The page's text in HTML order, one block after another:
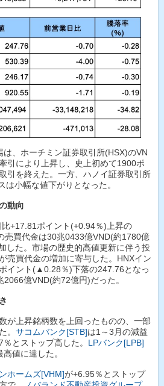
、ホーチミン証券取引所(HSX)のVN
引により上昇し、史上初めて1900ポ
引を終えた。一方、ハノイ証券取引所
は小幅な値下がりとなった。
動向
+17.81ポイント(+0.94％)上昇の
売買代金は30兆0433億VND(約1780億
した。市場の歴史的高値更新に伴う投
売買代金の増加に寄与した。HNXイン
イント(▲0.28％)下落の247.76となっ
億VND(約72億円)だった。
が上昇銘柄数を上回ったものの、一部
。 サコムバンク[STB]は1～3月の減益
とストップ高した。 LPバンク[LPB]
値に達した。
ホームズ[VHM]が+6.95％とストップ